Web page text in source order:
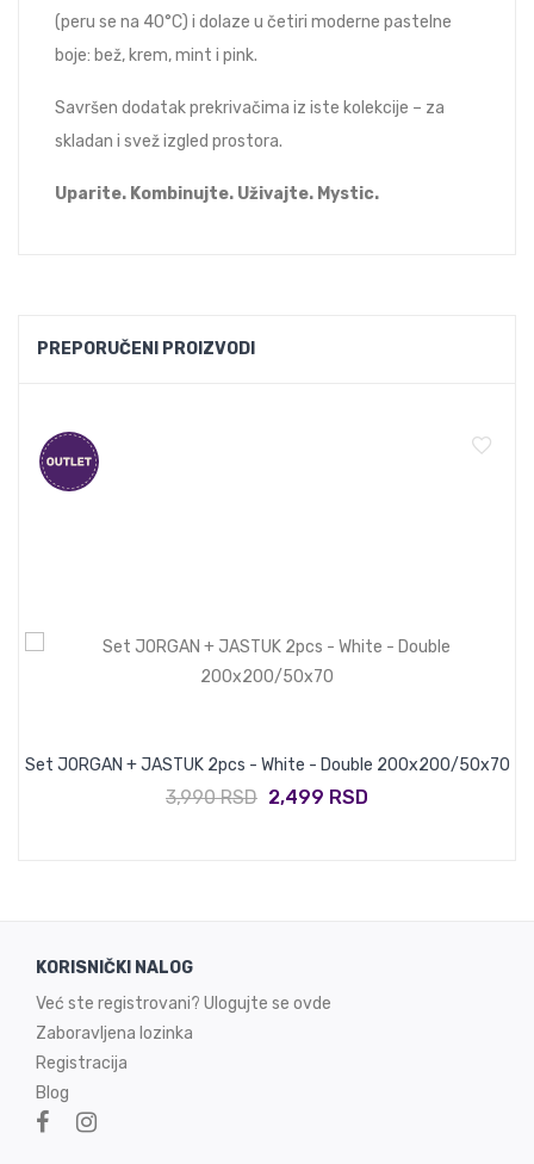
(peru se na 40°C) i dolaze u četiri moderne pastelne
boje: bež, krem, mint i pink.
Savršen dodatak prekrivačima iz iste kolekcije – za
skladan i svež izgled prostora.
Uparite. Kombinujte. Uživajte. Mystic.
PREPORUČENI PROIZVODI
Set JORGAN + JASTUK 2pcs - White - Double 200x200/50x70
3,990 RSD 2,499 RSD
KORISNIČKI NALOG
Već ste registrovani? Ulogujte se ovde
Zaboravljena lozinka
Registracija
Blog